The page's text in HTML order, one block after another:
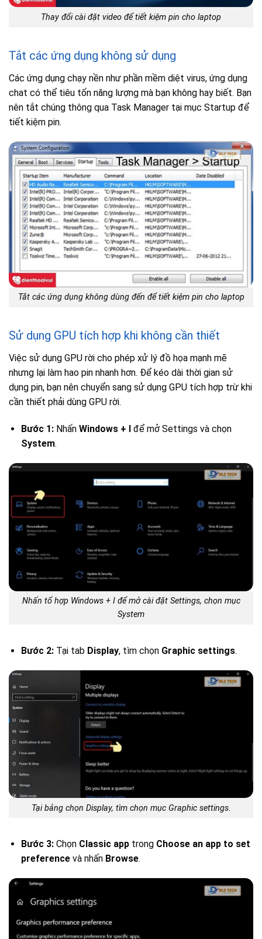
Thay đổi cài đặt video để tiết kiệm pin cho laptop
Tắt các ứng dụng không sử dụng
Các ứng dụng chạy nền như phần mềm diệt virus, ứng dụng
chat có thể tiêu tốn năng lượng mà bạn không hay biết. Bạn
nên tắt chúng thông qua Task Manager tại mục Startup để
tiết kiệm pin.
Tắt các ứng dụng không dùng đến để tiết kiệm pin cho laptop
Sử dụng GPU tích hợp khi không cần thiết
Việc sử dụng GPU rời cho phép xử lý đồ họa mạnh mẽ
nhưng lại làm hao pin nhanh hơn. Để kéo dài thời gian sử
dụng pin, bạn nên chuyển sang sử dụng GPU tích hợp trừ khi
cần thiết phải dùng GPU rời.
Bước 1:Nhấn Windows + Iđể mở Settings và chọn
System.
Nhấn tổ hợp Windows + I để mở cài đặt Settings, chọn mục
System
Bước 2:Tại tab Display, tìm chọn Graphic settings.
Tại bảng chọn Display, tìm chọn mục Graphic settings.
Bước 3:Chọn Classic apptrong Choose an app to set
preferencevà nhấn Browse.